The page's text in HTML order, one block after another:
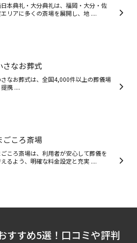
本典礼・大分典礼は、福岡・大分・佐
リアに多くの斎場を展開し、地 ....
さなお葬式
さなお葬式は、全国4,000件以上の葬儀場
提携 ....
ごころ斎場
ごころ斎場は、利用者が安心して葬儀を
るよう、明確な料金設定と充実 ....
すすめ5選！口コミや評判